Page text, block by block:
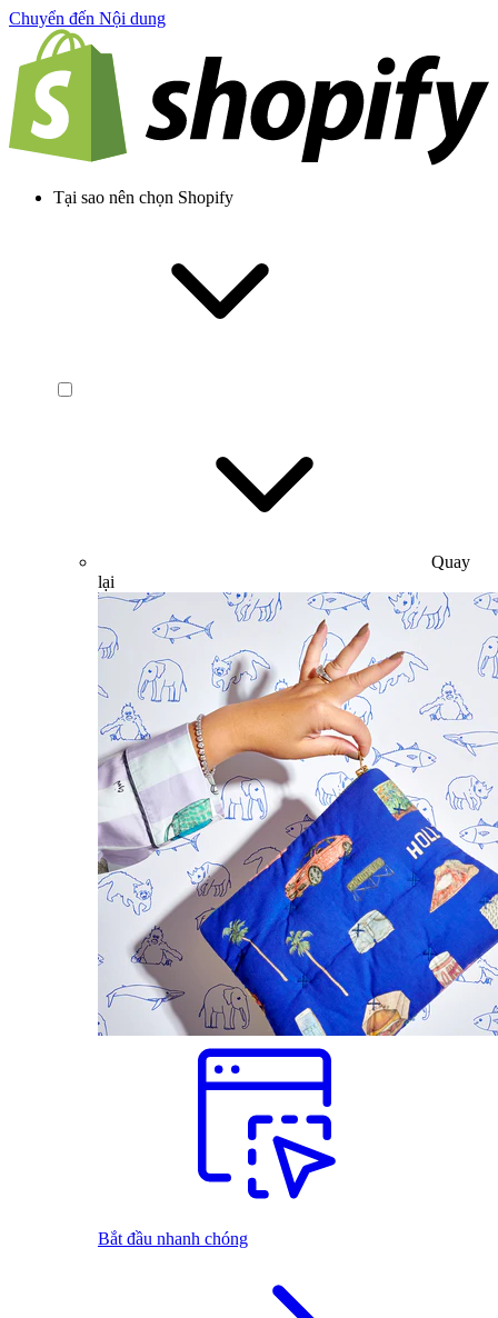
Chuyển đến Nội dung
Tại sao nên chọn Shopify
Quay
lại
Bắt đầu nhanh chóng